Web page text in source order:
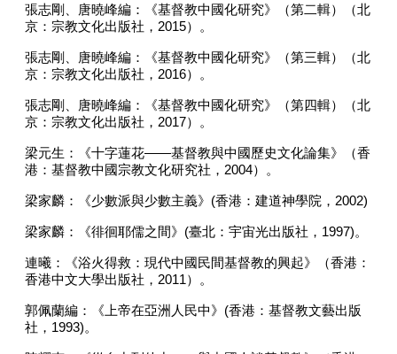
張志剛、唐曉峰編：《基督教中國化研究》（第二輯）（北
京：宗教文化出版社， 2015）。
張志剛、唐曉峰編：《基督教中國化研究》（第三輯）（北
京：宗教文化出版社， 2016）。
張志剛、唐曉峰編：《基督教中國化研究》（第四輯）（北
京：宗教文化出版社， 2017）。
梁元生：《十字蓮花——基督教與中國歷史文化論集》（香
港：基督教中國宗教文化研究社， 2004）。
梁家麟：《少數派與少數主義》 (香港：建道神學院， 2002)
梁家麟：《徘徊耶儒之間》 (臺北：宇宙光出版社， 1997)。
連曦：《浴火得救：現代中國民間基督教的興起》（香港：
香港中文大學出版社， 2011）。
郭佩蘭編：《上帝在亞洲人民中》 (香港：基督教文藝出版
社， 1993)。